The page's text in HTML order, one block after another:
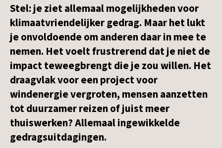
Stel: je ziet allemaal mogelijkheden voor
klimaatvriendelijker gedrag. Maar het lukt
je onvoldoende om anderen daar in mee te
nemen. Het voelt frustrerend dat je niet de
impact teweegbrengt die je zou willen. Het
draagvlak voor een project voor
windenergie vergroten, mensen aanzetten
tot duurzamer reizen of juist meer
thuiswerken? Allemaal ingewikkelde
gedragsuitdagingen.